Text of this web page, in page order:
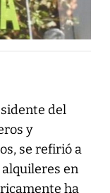
del
y
se refirió a
en
ha